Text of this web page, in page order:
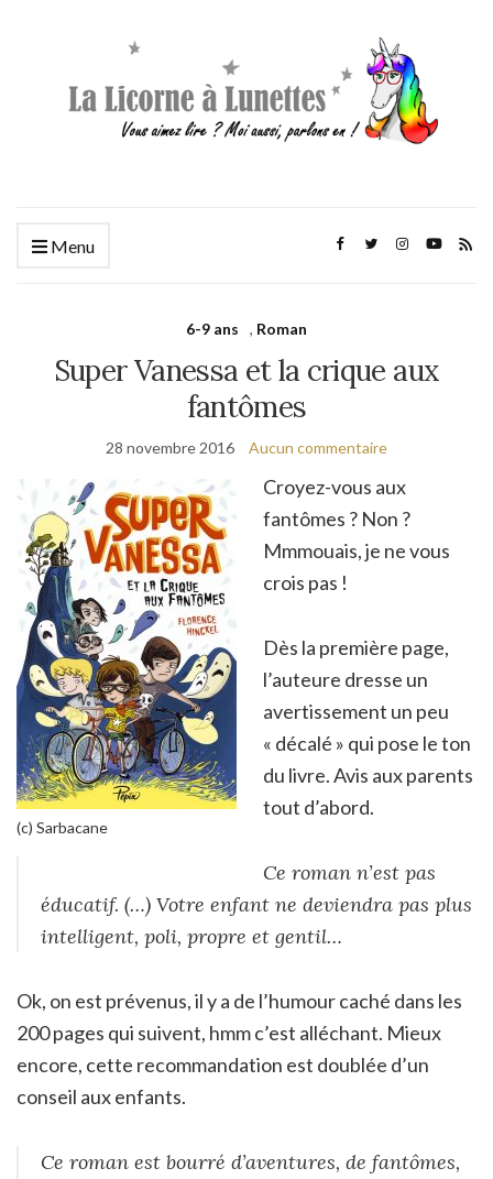
Menu
6-9 ans , Roman
Super Vanessa et la crique aux
fantômes
28 novembre 2016 Aucun commentaire
(c) Sarbacane
Croyez-vous aux
fantômes ? Non ?
Mmmouais, je ne vous
crois pas !
Dès la première page,
l’auteure dresse un
avertissement un peu
« décalé » qui pose le ton
du livre. Avis aux parents
tout d’abord.
Ce roman n’est pas
éducatif. (…) Votre enfant ne deviendra pas plus
intelligent, poli, propre et gentil…
Ok, on est prévenus, il y a de l’humour caché dans les
200 pages qui suivent, hmm c’est alléchant. Mieux
encore, cette recommandation est doublée d’un
conseil aux enfants.
Ce roman est bourré d’aventures, de fantômes,